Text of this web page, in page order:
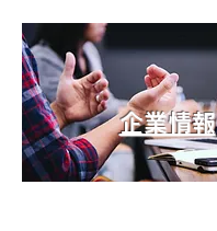
企業情報